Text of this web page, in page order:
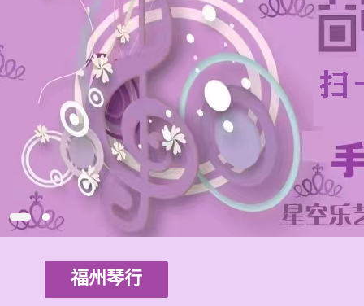
福州琴行